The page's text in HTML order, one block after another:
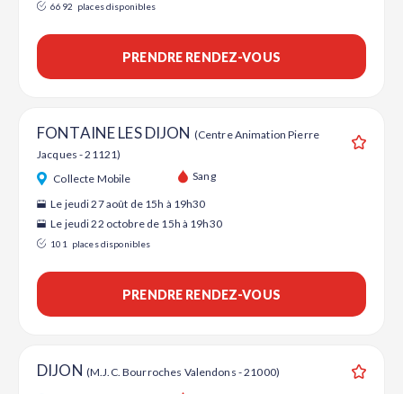
6692 places disponibles
PRENDRE RENDEZ-VOUS
FONTAINE LES DIJON (Centre Animation Pierre
Jacques - 21121)
Collecte Mobile Sang
Le jeudi 27 août de 15h à 19h30
Le jeudi 22 octobre de 15h à 19h30
101 places disponibles
PRENDRE RENDEZ-VOUS
DIJON (M.J.C. Bourroches Valendons - 21000)